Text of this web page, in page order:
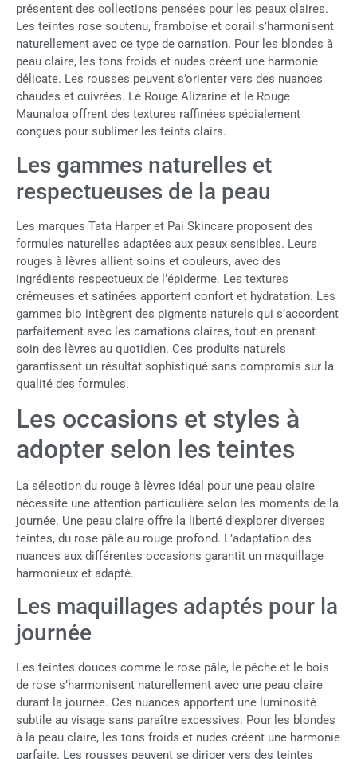
présentent des collections pensées pour les peaux claires.
Les teintes rose soutenu, framboise et corail s’harmonisent
naturellement avec ce type de carnation. Pour les blondes à
peau claire, les tons froids et nudes créent une harmonie
délicate. Les rousses peuvent s’orienter vers des nuances
chaudes et cuivrées. Le Rouge Alizarine et le Rouge
Maunaloa offrent des textures raffinées spécialement
conçues pour sublimer les teints clairs.
Les gammes naturelles et
respectueuses de la peau
Les marques Tata Harper et Pai Skincare proposent des
formules naturelles adaptées aux peaux sensibles. Leurs
rouges à lèvres allient soins et couleurs, avec des
ingrédients respectueux de l’épiderme. Les textures
crémeuses et satinées apportent confort et hydratation. Les
gammes bio intègrent des pigments naturels qui s’accordent
parfaitement avec les carnations claires, tout en prenant
soin des lèvres au quotidien. Ces produits naturels
garantissent un résultat sophistiqué sans compromis sur la
qualité des formules.
Les occasions et styles à
adopter selon les teintes
La sélection du rouge à lèvres idéal pour une peau claire
nécessite une attention particulière selon les moments de la
journée. Une peau claire offre la liberté d’explorer diverses
teintes, du rose pâle au rouge profond. L’adaptation des
nuances aux différentes occasions garantit un maquillage
harmonieux et adapté.
Les maquillages adaptés pour la
journée
Les teintes douces comme le rose pâle, le pêche et le bois
de rose s’harmonisent naturellement avec une peau claire
durant la journée. Ces nuances apportent une luminosité
subtile au visage sans paraître excessives. Pour les blondes
à la peau claire, les tons froids et nudes créent une harmonie
parfaite. Les rousses peuvent se diriger vers des teintes